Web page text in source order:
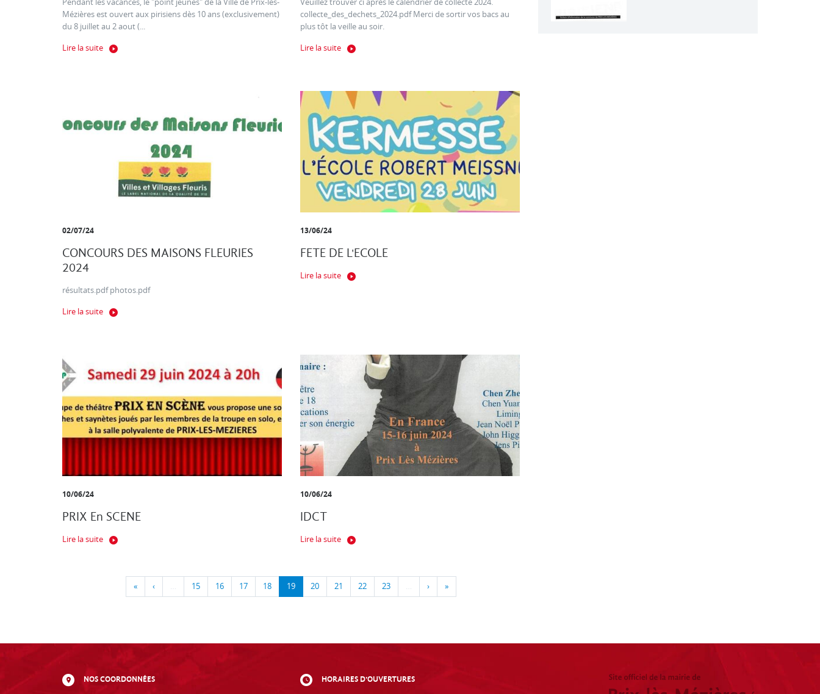
Pendant les vacances, le "point jeunes" de la Ville de Prix-lès-
Mézières est ouvert aux pirisiens dès 10 ans (exclusivement)
du 8 juillet au 2 aout (...
Lire la suite
Veuillez trouver ci après le calendrier de collecte 2024.
collecte_des_dechets_2024.pdf Merci de sortir vos bacs au
plus tôt la veille au soir.
Lire la suite
02/07/24
CONCOURS DES MAISONS FLEURIES
2024
résultats.pdf photos.pdf
Lire la suite
13/06/24
FETE DE L'ECOLE
Lire la suite
10/06/24
PRIX En SCENE
Lire la suite
10/06/24
IDCT
Lire la suite
« ‹ … 15 16 17 18 19 20 21 22 23 … › »
NOS COORDONNÉES HORAIRES D'OUVERTURES